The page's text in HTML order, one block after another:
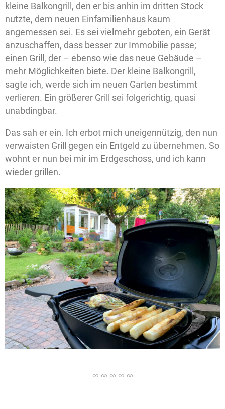
kleine Balkongrill, den er bis anhin im dritten Stock
nutzte, dem neuen Einfamilienhaus kaum
angemessen sei. Es sei vielmehr geboten, ein Gerät
anzuschaffen, dass besser zur Immobilie passe;
einen Grill, der – ebenso wie das neue Gebäude –
mehr Möglichkeiten biete. Der kleine Balkongrill,
sagte ich, werde sich im neuen Garten bestimmt
verlieren. Ein größerer Grill sei folgerichtig, quasi
unabdingbar.
Das sah er ein. Ich erbot mich uneigennützig, den nun
verwaisten Grill gegen ein Entgeld zu übernehmen. So
wohnt er nun bei mir im Erdgeschoss, und ich kann
wieder grillen.